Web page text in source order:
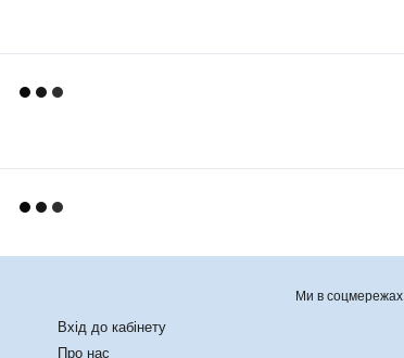
Вхід до кабінету
Про нас
Ми в соцмережах